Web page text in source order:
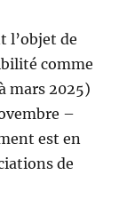
l’objet de
comme
mars 2025)
–
est en
de